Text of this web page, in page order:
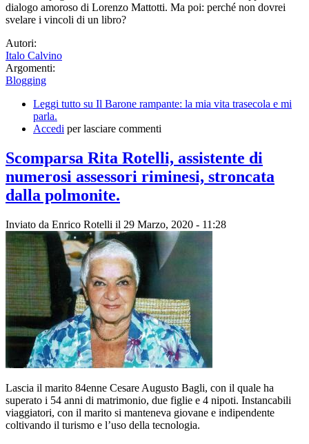
dialogo amoroso di Lorenzo Mattotti. Ma poi: perché non dovrei
svelare i vincoli di un libro?
Autori:
Italo Calvino
Argomenti:
Blogging
Leggi tutto su Il Barone rampante: la mia vita trasecola e mi
parla.
Accedi per lasciare commenti
Scomparsa Rita Rotelli, assistente di
numerosi assessori riminesi, stroncata
dalla polmonite.
Inviato da Enrico Rotelli il 29 Marzo, 2020 - 11:28
Lascia il marito 84enne Cesare Augusto Bagli, con il quale ha
superato i 54 anni di matrimonio, due figlie e 4 nipoti. Instancabili
viaggiatori, con il marito si manteneva giovane e indipendente
coltivando il turismo e l’uso della tecnologia.